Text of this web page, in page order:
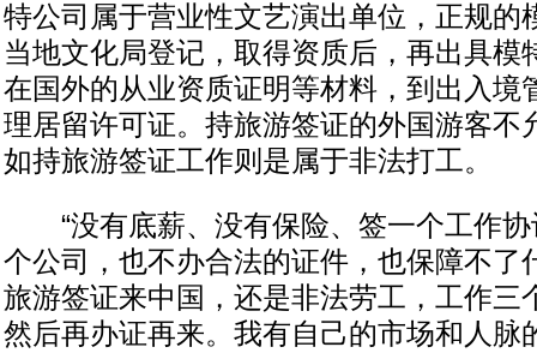
特公司属于营业性文艺演出单位，正规的
当地文化局登记，取得资质后，再出具模
在国外的从业资质证明等材料，到出入境
理居留许可证。持旅游签证的外国游客不
如持旅游签证工作则是属于非法打工。
“没有底薪、没有保险、签一个工作协
个公司，也不办合法的证件，也保障不了
旅游签证来中国，还是非法劳工，工作三
然后再办证再来。我有自己的市场和人脉